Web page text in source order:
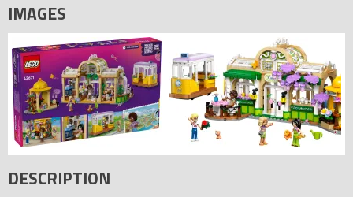
IMAGES
DESCRIPTION